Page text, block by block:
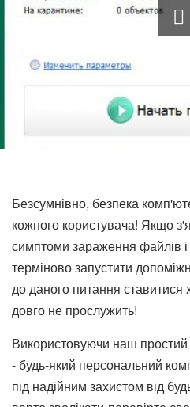
Безсумнівно, безпека
кожного користувача! Якщо
симптоми зараження файлів
терміново запустити
до даного питання
довго не прослужить!
Використовуючи наш простий
- будь-який персональний
під надійним захистом від